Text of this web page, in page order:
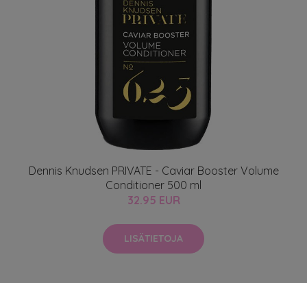
Dennis Knudsen PRIVATE - Caviar Booster Volume
Conditioner 500 ml
32.95 EUR
LISÄTIETOJA